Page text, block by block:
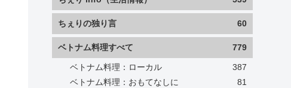
ちぇりの独り言 60
ベトナム料理すべて 779
ベトナム料理：ローカル
387
ベトナム料理：おもてなしに
81